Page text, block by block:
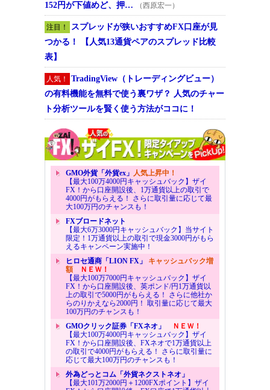
152円が下値めど、押…
（西原宏一）
注目！
スプレッドが狭いおすすめFX口座が見
つかる！ 【人気13通貨ペアのスプレッド比較
表】
人気！
TradingView（トレーディングビュー）
の有料機能を無料で使う裏ワザ？ 人気のチャー
ト分析ツールを賢く使う方法がココに！
GMO外貨「外貨ex」 人気上昇中！
【最大100万4000円キャッシュバック】ザイ
FX！から口座開設後、1万通貨以上の取引で
4000円がもらえる！ さらに取引量に応じて最
大100万円のチャンスも！
FXブロードネット
【最大6万3000円キャッシュバック】当サイト
限定！1万通貨以上の取引で現金3000円がもら
えるキャンペーン実施中！
ヒロセ通商「LION FX」 キャッシュバック増
額ＮＥＷ！
【最大100万7000円キャッシュバック】ザイ
FX！から口座開設後、英ポンド/円1万通貨以
上の取引で5000円がもらえる！ さらに他社か
らのりかえなら2000円！ 取引量に応じて最大
100万円のチャンスも！
GMOクリック証券「FXネオ」
ＮＥＷ！
【最大100万4000円キャッシュバック】ザイ
FX！から口座開設後、FXネオで1万通貨以上
の取引で4000円がもらえる！ さらに取引量に
応じて最大100万円のチャンスも！
外為どっとコム「外貨ネクストネオ」
【最大101万2000円＋1200FXポイント】ザイ